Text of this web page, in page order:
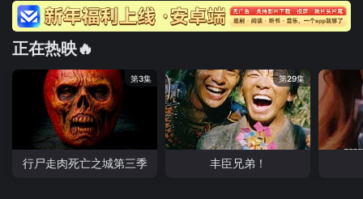
正在热映🔥
第3集
行尸走肉死亡之城第三季
第29集
丰臣兄弟！